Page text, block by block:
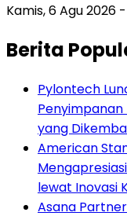
Kamis, 6 Agu 2026 -
Berita
Pylontech
Penyimpanan
yang
American
lewat Inovasi
Asana